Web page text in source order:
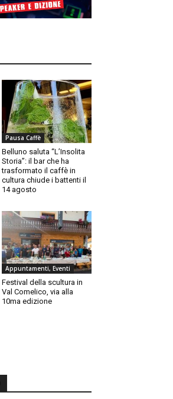
Pausa Caffè
Belluno saluta “L’Insolita
Storia”: il bar che ha
trasformato il caffè in
cultura chiude i battenti il
14 agosto
Appuntamenti, Eventi
Festival della scultura in
Val Comelico, via alla
10ma edizione